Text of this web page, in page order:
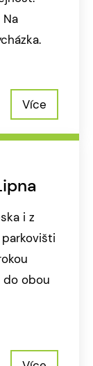
Na
Více
i z
parkovišti
obou